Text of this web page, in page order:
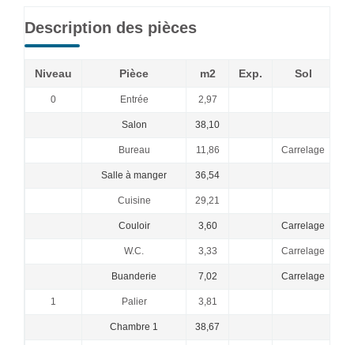
Description des pièces
Niveau Pièce m2 Exp. Sol
0 Entrée 2,97
Salon 38,10
Bureau 11,86 Carrelage
Salle à manger 36,54
Cuisine 29,21
Couloir 3,60 Carrelage
W.C. 3,33 Carrelage
Buanderie 7,02 Carrelage
1 Palier 3,81
Chambre 1 38,67